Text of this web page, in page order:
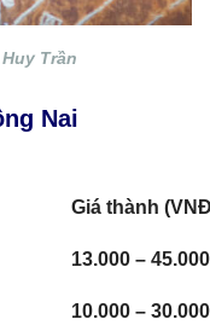
Trần
Nai
Giá thành
13.000 – 45.000
10.000 – 30.000